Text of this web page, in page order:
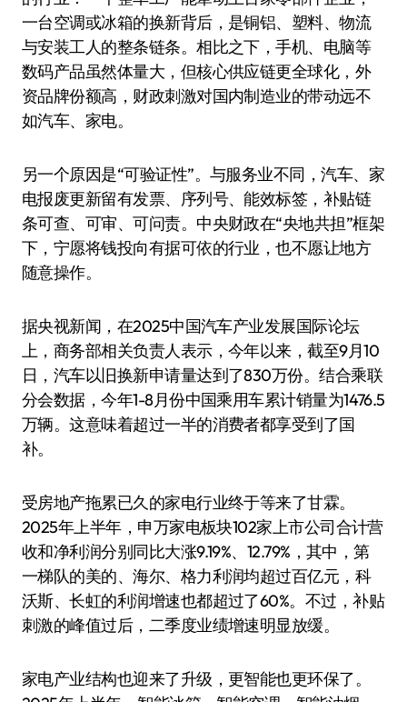
一台空调或冰箱的换新背后，是铜铝、塑料、物流
与安装工人的整条链条。相比之下，手机、电脑等
数码产品虽然体量大，但核心供应链更全球化，外
资品牌份额高，财政刺激对国内制造业的带动远不
如汽车、家电。
另一个原因是“可验证性”。与服务业不同，汽车、家
电报废更新留有发票、序列号、能效标签，补贴链
条可查、可审、可问责。中央财政在“央地共担”框架
下，宁愿将钱投向有据可依的行业，也不愿让地方
随意操作。
据央视新闻，在2025中国汽车产业发展国际论坛
上，商务部相关负责人表示，今年以来，截至9月10
日，汽车以旧换新申请量达到了830万份。结合乘联
分会数据，今年1-8月份中国乘用车累计销量为1476.5
万辆。这意味着超过一半的消费者都享受到了国
补。
受房地产拖累已久的家电行业终于等来了甘霖。
2025年上半年，申万家电板块102家上市公司合计营
收和净利润分别同比大涨9.19%、12.79%，其中，第
一梯队的美的、海尔、格力利润均超过百亿元，科
沃斯、长虹的利润增速也都超过了60%。不过，补贴
刺激的峰值过后，二季度业绩增速明显放缓。
家电产业结构也迎来了升级，更智能也更环保了。